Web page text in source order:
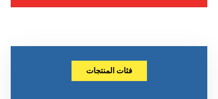
فئات المنتجات